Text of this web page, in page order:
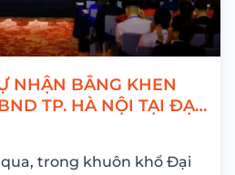
NHẬN BẰNG KHEN
TP. HÀ NỘI TẠI ĐẠI
qua, trong khuôn khổ Đại